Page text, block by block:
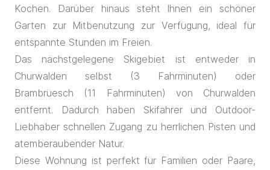
Kochen. Darüber hinaus steht Ihnen ein schöner
Garten zur Mitbenutzung zur Verfügung, ideal für
entspannte Stunden im Freien.
Das nächstgelegene Skigebiet ist entweder in
Churwalden selbst (3 Fahrminuten) oder
Brambrüesch (11 Fahrminuten) von Churwalden
entfernt. Dadurch haben Skifahrer und Outdoor-
Liebhaber schnellen Zugang zu herrlichen Pisten und
atemberaubender Natur.
Diese Wohnung ist perfekt für Familien oder Paare,